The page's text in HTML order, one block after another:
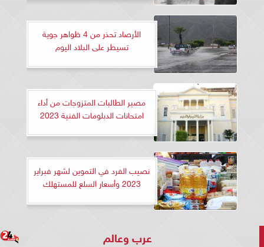
الأرصاد تحذر من 4 ظواهر جوية
تسيطر على البلاد اليوم
مصير الطالبات المتزوجات من أداء
امتحانات الدبلومات الفنية 2023
نصيب الفرد في التموين لشهر فبراير
2023 وأسعار السلع للمستهلك
عرب وعالم